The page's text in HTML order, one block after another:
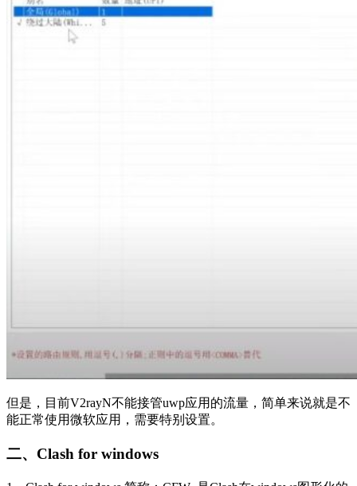
但是，目前V2rayN不能接管uwp应用的流量，简单来说就是不
能正常使用微软应用，需要特别设置。
二、Clash for windows